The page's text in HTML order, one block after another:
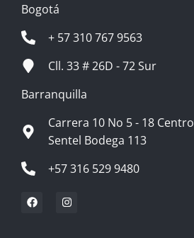
Bogotá
+ 57 310 767 9563
Cll. 33 # 26D - 72 Sur
Barranquilla
Carrera 10 No 5 - 18
Sentel Bodega 113
+57 316 529 9480